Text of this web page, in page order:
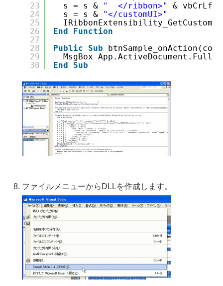
23
24
25
26
27
28
29
30
s = s &
"  </ribbon>"
& vbCrLf
s = s &
"</customUI>"
End
Function
Public
Sub
MsgBox
End
Sub
ファイルメニューからDLLを作成します。